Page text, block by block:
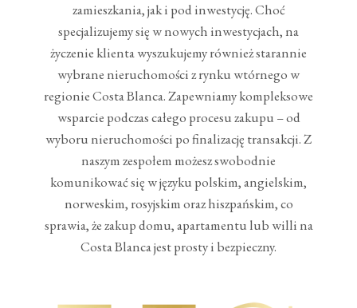
zamieszkania, jak i pod inwestycję. Choć
specjalizujemy się w nowych inwestycjach, na
życzenie klienta wyszukujemy również starannie
wybrane nieruchomości z rynku wtórnego w
regionie Costa Blanca. Zapewniamy kompleksowe
wsparcie podczas całego procesu zakupu – od
wyboru nieruchomości po finalizację transakcji. Z
naszym zespołem możesz swobodnie
komunikować się w języku polskim, angielskim,
norweskim, rosyjskim oraz hiszpańskim, co
sprawia, że zakup domu, apartamentu lub willi na
Costa Blanca jest prosty i bezpieczny.